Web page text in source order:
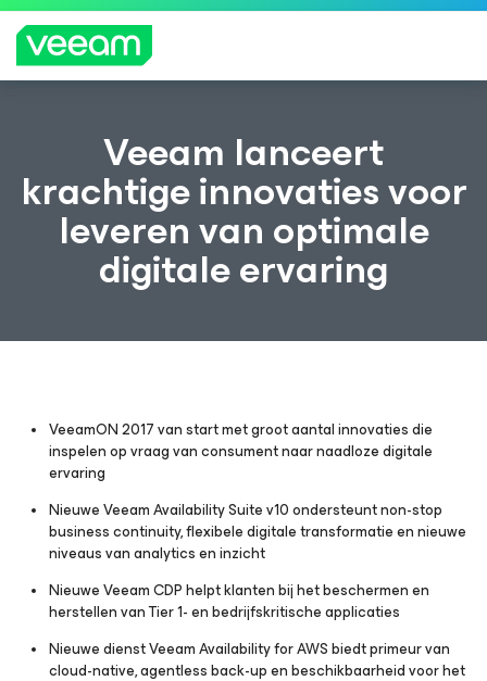
Richtlijnen van Veeam voor klanten die zijn
getroffen door de content-update van
CrowdStrike
Veeam lanceert
krachtige innovaties voor
leveren van optimale
digitale ervaring
VeeamON 2017 van start met groot aantal innovaties die
inspelen op vraag van consument naar naadloze digitale
ervaring
Nieuwe Veeam Availability Suite v10 ondersteunt non-stop
business continuity, flexibele digitale transformatie en nieuwe
niveaus van analytics en inzicht
Nieuwe Veeam CDP helpt klanten bij het beschermen en
herstellen van Tier 1- en bedrijfskritische applicaties
Nieuwe dienst Veeam Availabilityfor AWSbiedt primeur van
cloud-native, agentless back-up en beschikbaarheid voor het